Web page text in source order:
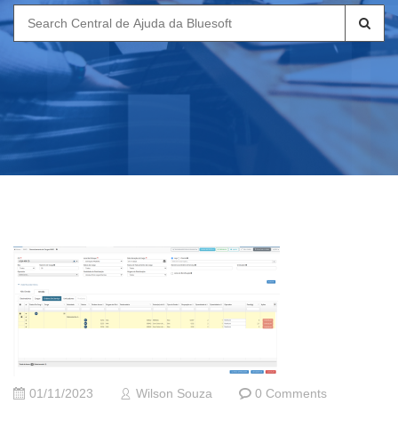
Search
for:
01/11/2023 Wilson Souza 0 Comments